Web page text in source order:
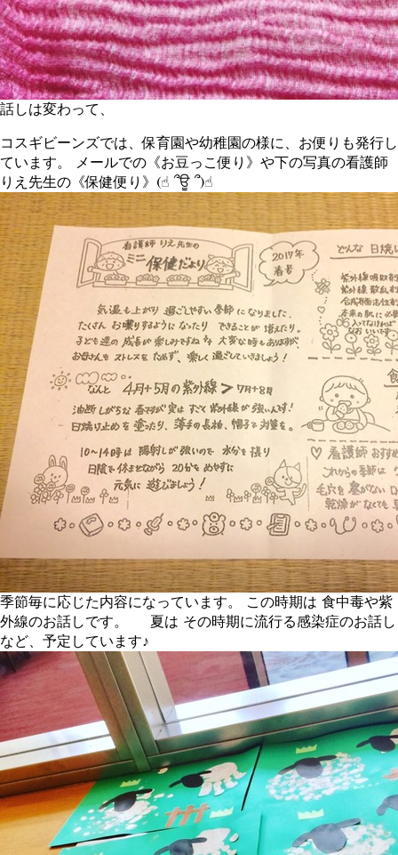
話しは変わって、
コスギビーンズでは、保育園や幼稚園の様に、お便りも発行し
ています。 メールでの《お豆っこ便り》や下の写真の看護師
りえ先生の《保健便り》(☝︎ ՞ਊ ՞)☝︎
季節毎に応じた内容になっています。 この時期は 食中毒や紫
外線のお話しです。 夏は その時期に流行る感染症のお話し
など、予定しています♪